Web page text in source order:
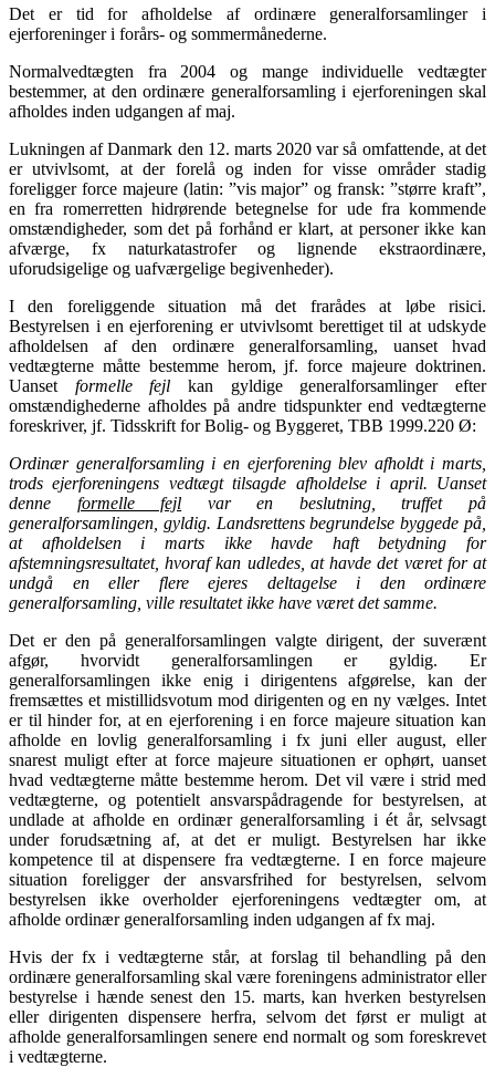
Det er tid for afholdelse af ordinære generalforsamlinger i
ejerforeninger i forårs- og sommermånederne.
Normalvedtægten fra 2004 og mange individuelle vedtægter
bestemmer, at den ordinære generalforsamling i ejerforeningen skal
afholdes inden udgangen af maj.
Lukningen af Danmark den 12. marts 2020 var så omfattende, at det
er utvivlsomt, at der forelå og inden for visse områder stadig
foreligger force majeure (latin: ”vis major” og fransk: ”større kraft”,
en fra romerretten hidrørende betegnelse for ude fra kommende
omstændigheder, som det på forhånd er klart, at personer ikke kan
afværge, fx naturkatastrofer og lignende ekstraordinære,
uforudsigelige og uafværgelige begivenheder).
I den foreliggende situation må det frarådes at løbe risici.
Bestyrelsen i en ejerforening er utvivlsomt berettiget til at udskyde
afholdelsen af den ordinære generalforsamling, uanset hvad
vedtægterne måtte bestemme herom, jf. force majeure doktrinen.
Uanset formelle fejl kan gyldige generalforsamlinger efter
omstændighederne afholdes på andre tidspunkter end vedtægterne
foreskriver, jf. Tidsskrift for Bolig- og Byggeret, TBB 1999.220 Ø:
Ordinær generalforsamling i en ejerforening blev afholdt i marts,
trods ejerforeningens vedtægt tilsagde afholdelse i april. Uanset
denne formelle fejl var en beslutning, truffet på
generalforsamlingen, gyldig. Landsrettens begrundelse byggede på,
at afholdelsen i marts ikke havde haft betydning for
afstemningsresultatet, hvoraf kan udledes, at havde det været for at
undgå en eller flere ejeres deltagelse i den ordinære
generalforsamling, ville resultatet ikke have været det samme.
Det er den på generalforsamlingen valgte dirigent, der suverænt
afgør, hvorvidt generalforsamlingen er gyldig. Er
generalforsamlingen ikke enig i dirigentens afgørelse, kan der
fremsættes et mistillidsvotum mod dirigenten og en ny vælges. Intet
er til hinder for, at en ejerforening i en force majeure situation kan
afholde en lovlig generalforsamling i fx juni eller august, eller
snarest muligt efter at force majeure situationen er ophørt, uanset
hvad vedtægterne måtte bestemme herom. Det vil være i strid med
vedtægterne, og potentielt ansvarspådragende for bestyrelsen, at
undlade at afholde en ordinær generalforsamling i ét år, selvsagt
under forudsætning af, at det er muligt. Bestyrelsen har ikke
kompetence til at dispensere fra vedtægterne. I en force majeure
situation foreligger der ansvarsfrihed for bestyrelsen, selvom
bestyrelsen ikke overholder ejerforeningens vedtægter om, at
afholde ordinær generalforsamling inden udgangen af fx maj.
Hvis der fx i vedtægterne står, at forslag til behandling på den
ordinære generalforsamling skal være foreningens administrator eller
bestyrelse i hænde senest den 15. marts, kan hverken bestyrelsen
eller dirigenten dispensere herfra, selvom det først er muligt at
afholde generalforsamlingen senere end normalt og som foreskrevet
i vedtægterne.